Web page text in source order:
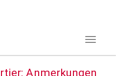
Toggle
Anmerkungen